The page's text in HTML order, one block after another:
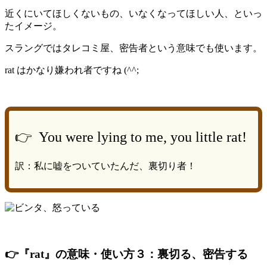
近くにいてほしくないもの、いなくなってほしい人、といっ
たイメージ。
スラングではタレコミ屋、密告者という意味でも使います。
rat はかなり嫌われ者ですね (^^;
👉 You were lying to me, you little rat!
訳：私に嘘をついていたんだ、裏切り者！
👉『rat』の意味・使い方３：裏切る、密告する